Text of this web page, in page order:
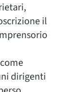
il
dirigenti